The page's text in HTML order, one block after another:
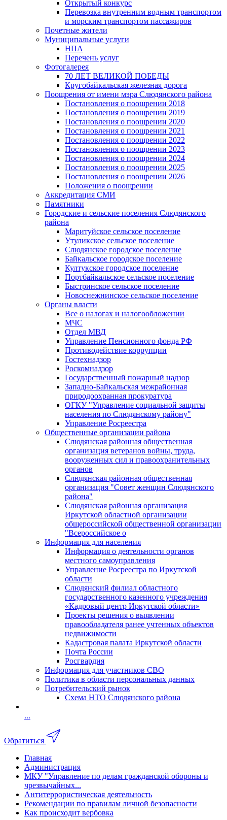
Открытый конкурс
Перевозка внутренним водным транспортом
и морским транспортом пассажиров
Почетные жители
Муниципальные услуги
НПА
Перечень услуг
Фотогалерея
70 ЛЕТ ВЕЛИКОЙ ПОБЕДЫ
Кругобайкальская железная дорога
Поощрения от имени мэра Слюдянского района
Постановления о поощрении 2018
Постановления о поощрении 2019
Постановления о поощрении 2020
Постановления о поощрении 2021
Постановления о поощрении 2022
Постановления о поощрении 2023
Постановления о поощрении 2024
Постановления о поощрении 2025
Постановления о поощрении 2026
Положения о поощрении
Аккредитация СМИ
Памятники
Городские и сельские поселения Слюдянского
района
Маритуйское сельское поселение
Утуликское сельское поселение
Слюдянское городское поселение
Байкальское городское поселение
Култукское городское поселение
Портбайкальское сельское поселение
Быстринское сельское поселение
Новоснежнинское сельское поселение
Органы власти
Все о налогах и налогообложении
МЧС
Отдел МВД
Управление Пенсионного фонда РФ
Противодействие коррупции
Гостехнадзор
Роскомнадзор
Государственный пожарный надзор
Западно-Байкальская межрайонная
природоохранная прокуратура
ОГКУ "Управление социальной защиты
населения по Слюдянскому району"
Управление Росреестра
Общественные организации района
Слюдянская районная общественная
организация ветеранов войны, труда,
вооруженных сил и правоохранительных
органов
Слюдянская районная общественная
организация "Совет женщин Слюдянского
района"
Слюдянская районная организация
Иркутской областной организации
общероссийской общественной организации
"Всероссийское о
Информация для населения
Информация о деятельности органов
местного самоуправления
Управление Росреестра по Иркутской
области
Слюдянский филиал областного
государственного казенного учреждения
«Кадровый центр Иркутской области»
Проекты решения о выявлении
правообладателя ранее учтенных объектов
недвижимости
Кадастровая палата Иркутской области
Почта России
Росгвардия
Информация для участников СВО
Политика в области персональных данных
Потребительский рынок
Схема НТО Слюдянского района
...
Обратиться
Главная
Администрация
МКУ "Управление по делам гражданской обороны и
чрезвычайных...
Антитеррористическая деятельность
Рекомендации по правилам личной безопасности
Как происходит вербовка